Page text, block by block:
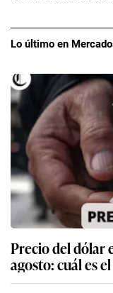
Lo último en
Precio del dólar
agosto: cuál es